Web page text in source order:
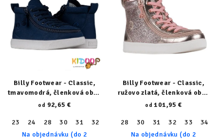
Billy Footwear - Classic,
tmavomodrá, členková obuv
23153-410-normal
od 92,65 €
23 24 28 30 31 32 34 36 37 38 40
41
Na objednávku (do 2
Billy Footwear - Classic,
ružovo zlatá, členková obuv
22100-680-N
od 101,95 €
28 30 31 32 33 34
Na objednávku (do 2